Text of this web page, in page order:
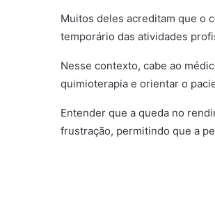
Muitos deles acreditam que o
temporário das atividades
Nesse contexto, cabe ao
quimioterapia e orientar o
Entender que a queda no
frustração, permitindo que a